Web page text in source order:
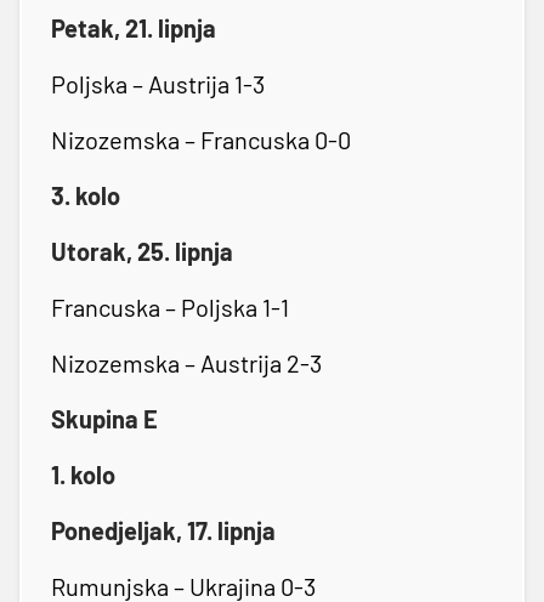
Petak, 21. lipnja
Poljska – Austrija 1-3
Nizozemska – Francuska 0-0
3. kolo
Utorak, 25. lipnja
Francuska – Poljska 1-1
Nizozemska – Austrija 2-3
Skupina E
1. kolo
Ponedjeljak, 17. lipnja
Rumunjska – Ukrajina 0-3